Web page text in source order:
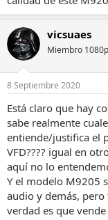
vicsuaes
Miembro 1080p
8 Septiembre 2020
Está claro que hay
sabe realmente
entiende/justifica el
VFD???? igual en
aquí no lo
Y el modelo M9205
audio y demás,
verdad es que